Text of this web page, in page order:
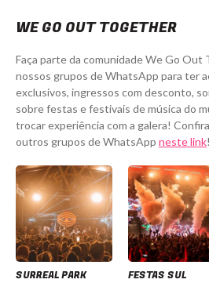
WE GO OUT TOGETHER
Faça parte da comunidade We Go
nossos grupos de WhatsApp para ter
exclusivos, ingressos com desconto,
sobre festas e festivais de música do
trocar experiência com a galera!
outros grupos de WhatsApp neste link!
SURREAL PARK FESTAS SUL